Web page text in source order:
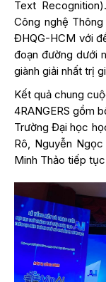
Text
Công nghệ
ĐHQG-HCM với
đoạn đường dưới
giành giải nhất trị
Kết quả chung
4RANGERS gồm
Trường Đại học
Rô, Nguyễn
Minh Thảo tiếp